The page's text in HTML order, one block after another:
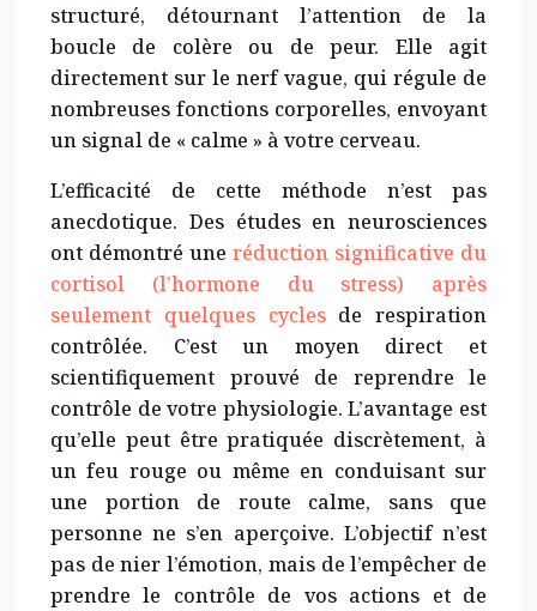
structuré, détournant l’attention de la
boucle de colère ou de peur. Elle agit
directement sur le nerf vague, qui régule de
nombreuses fonctions corporelles, envoyant
un signal de « calme » à votre cerveau.
L’efficacité de cette méthode n’est pas
anecdotique. Des études en neurosciences
ont démontré une réduction significative du
cortisol (l’hormone du stress) après
seulement quelques cyclesde respiration
contrôlée. C’est un moyen direct et
scientifiquement prouvé de reprendre le
contrôle de votre physiologie. L’avantage est
qu’elle peut être pratiquée discrètement, à
un feu rouge ou même en conduisant sur
une portion de route calme, sans que
personne ne s’en aperçoive. L’objectif n’est
pas de nier l’émotion, mais de l’empêcher de
prendre le contrôle de vos actions et de